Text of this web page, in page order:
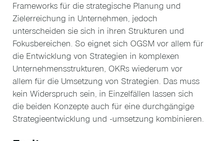
Frameworks für die strategische Planung und
Zielerreichung in Unternehmen, jedoch
unterscheiden sie sich in ihren Strukturen und
Fokusbereichen. So eignet sich OGSM vor allem für
die Entwicklung von Strategien in komplexen
Unternehmensstrukturen, OKRs wiederum vor
allem für die Umsetzung von Strategien. Das muss
kein Widerspruch sein, in Einzelfällen lassen sich
die beiden Konzepte auch für eine durchgängige
Strategieentwicklung und -umsetzung kombinieren.